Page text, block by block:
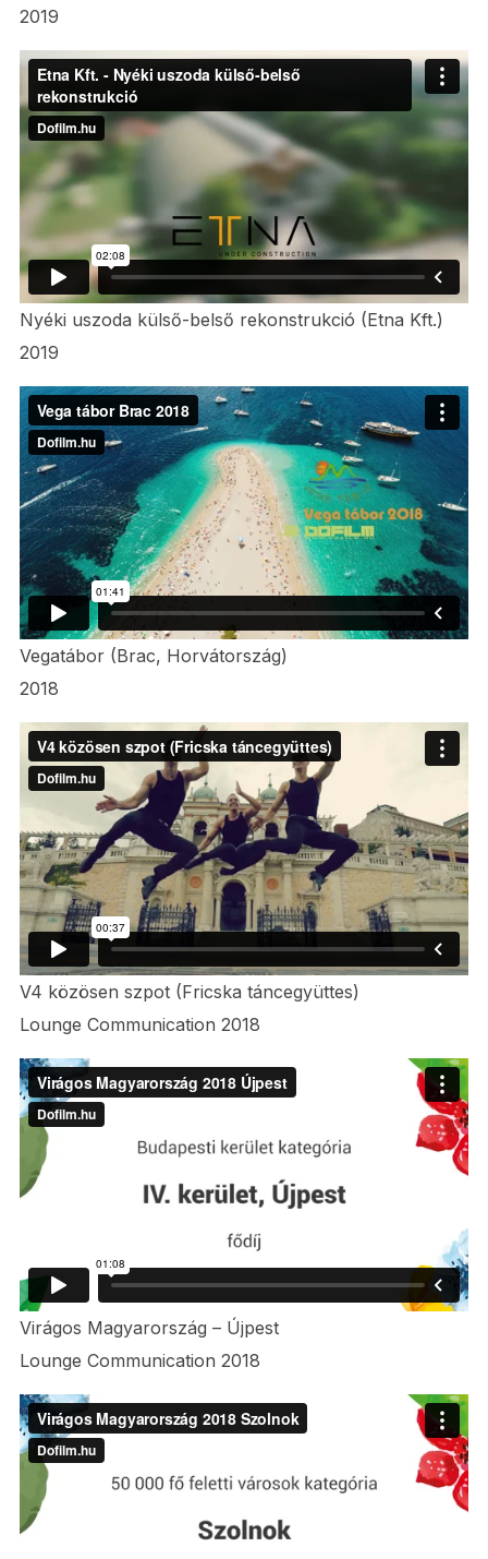
2019
Nyéki uszoda külső-belső rekonstrukció (Etna Kft.)
2019
Vegatábor (Brac, Horvátország)
2018
V4 közösen szpot (Fricska táncegyüttes)
Lounge Communication 2018
Virágos Magyarország – Újpest
Lounge Communication 2018